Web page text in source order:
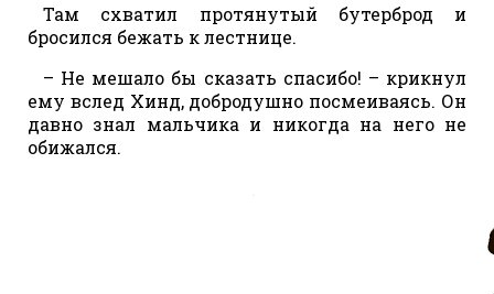
Там схватил протянутый бутерброд и
бросился бежать к лестнице.
– Не мешало бы сказать спасибо! – крикнул
ему вслед Хинд, добродушно посмеиваясь. Он
давно знал мальчика и никогда на него не
обижался.